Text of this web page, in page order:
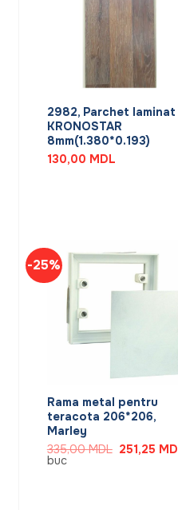
2982, Parchet laminat
KRONOSTAR
8mm(1.380*0.193)
130,00 MDL
-25%
Rama metal pentru
teracota 206*206,
Marley
335,00MDL Prețul
inițial
251,25
buc